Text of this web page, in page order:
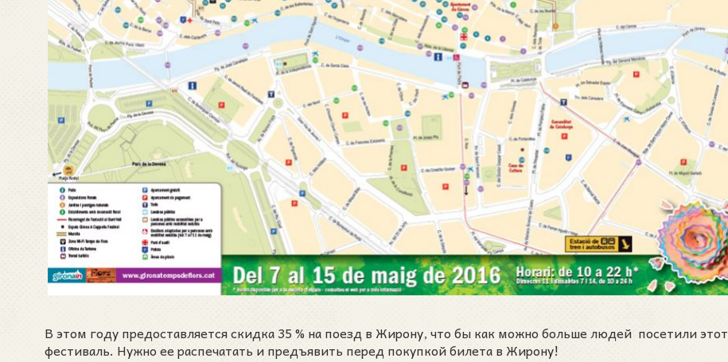
В этом году предоставляется скидка 35 % на поезд в Жирону, что бы как можно больше людей посетили этот
фестиваль. Нужно ее распечатать и предъявить перед покупкой билета в Жирону!